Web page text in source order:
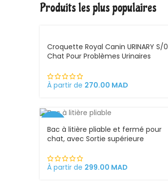
Produits les plus populaires
Croquette Royal Canin URINARY S/0
Chat Pour Problèmes Urinaires
À partir de 270.00 MAD
CHAUD
Bac à litière pliable et fermé pour
chat, avec Sortie supérieure
À partir de 299.00 MAD